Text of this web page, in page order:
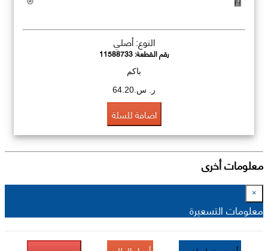
النوع: أصلي
رقم القطعة:11588733
باكم
ر. س.64.20
اضافة للسلة
معلومات أخرى
×
معلومات التسعيرة